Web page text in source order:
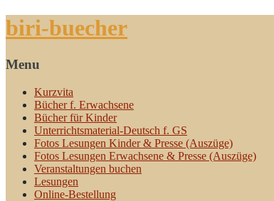
biri-buecher
Menu
Kurzvita
Bücher f. Erwachsene
Bücher für Kinder
Unterrichtsmaterial-Deutsch f. GS
Fotos Lesungen Kinder & Presse (Auszüge)
Fotos Lesungen Erwachsene & Presse (Auszüge)
Veranstaltungen buchen
Lesungen
Online-Bestellung